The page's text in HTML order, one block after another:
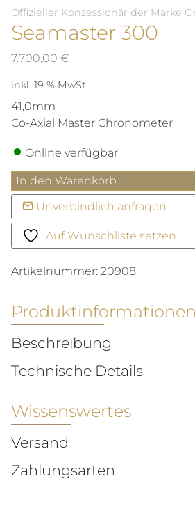
Offizieller Konzessionär der Marke
Seamaster 300
7.700,00 €
inkl. 19 % MwSt.
41,0mm
Co-Axial Master Chronometer
Online verfügbar
Seamaster
300
Menge
In den Warenkorb
Unverbindlich anfragen
Auf Wunschliste setzen
Artikelnummer: 20908
Produktinformationen
Beschreibung
Technische Details
Wissenswertes
Versand
Zahlungsarten